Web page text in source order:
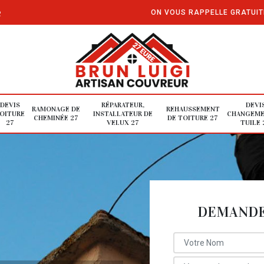
ON VOUS RAPPELLE
DEVIS
27
RAMONAGE DE
CHEMINÉE 27
RÉPARATEUR,
INSTALLATEUR DE
VELUX 27
REHAUSSEMENT
DE TOITURE 27
TUILE